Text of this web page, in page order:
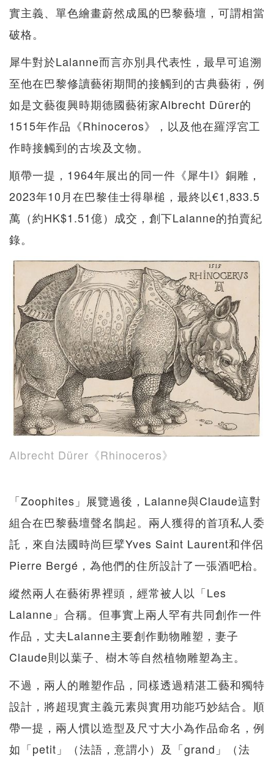
實主義、單色繪畫蔚然成風的巴黎藝壇，可謂相當
破格。
犀牛對於Lalanne而言亦別具代表性，最早可追溯
至他在巴黎修讀藝術期間的接觸到的古典藝術，例
如是文藝復興時期德國藝術家Albrecht Dürer的
1515年作品《Rhinoceros》，以及他在羅浮宮工
作時接觸到的古埃及文物。
順帶一提，1964年展出的同一件《犀牛I》銅雕，
2023年10月在巴黎佳士得舉槌，最終以€1,833.5
萬（約HK$1.51億）成交，創下Lalanne的拍賣紀
錄。
Albrecht Dürer《Rhinoceros》
「Zoophites」展覽過後，Lalanne與Claude這對
組合在巴黎藝壇聲名鵲起。兩人獲得的首項私人委
託，來自法國時尚巨擘Yves Saint Laurent和伴侶
Pierre Bergé，為他們的住所設計了一張酒吧枱。
縱然兩人在藝術界裡頭，經常被人以「Les
Lalanne」合稱。但事實上兩人罕有共同創作一件
作品，丈夫Lalanne主要創作動物雕塑，妻子
Claude則以葉子、樹木等自然植物雕塑為主。
不過，兩人的雕塑作品，同樣透過精湛工藝和獨特
設計，將超現實主義元素與實用功能巧妙結合。順
帶一提，兩人慣以造型及尺寸大小為作品命名，例
如「petit」（法語，意謂小）及「grand」（法